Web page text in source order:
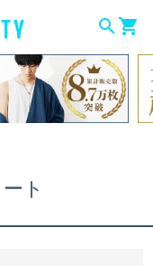
searchshopping_cart
ト